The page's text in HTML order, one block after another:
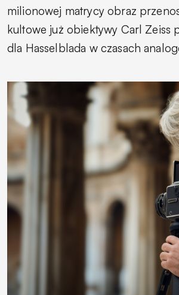
milionowej matrycy obraz
kultowe już obiektywy Carl Zeiss
dla Hasselblada w czasach